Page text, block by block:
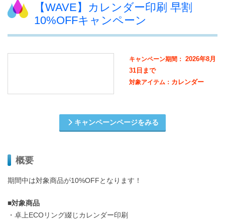
【WAVE】カレンダー印刷 早割
10%OFFキャンペーン
キャンペーン期間： 2026年8月
31日まで
対象アイテム： カレンダー
キャンペーンページをみる
概要
期間中は対象商品が10%OFFとなります！
■対象商品
・卓上ECOリング綴じカレンダー印刷